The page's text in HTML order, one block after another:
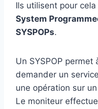
Ils utilisent pour
System
SYSPOPs.
Un SYSPOP permet
demander un
une opération sur
Le moniteur